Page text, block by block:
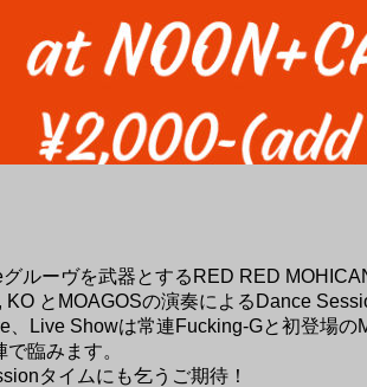
ルーヴを武器とするRED RED
とMOAGOSの演奏によるDance
Live Showは常連Fucking-Gと初登場の
臨みます。
タイムにも乞うご期待！